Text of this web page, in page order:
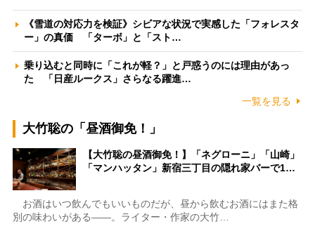
《雪道の対応力を検証》シビアな状況で実感した「フォレスタ
ー」の真価 「ターボ」と「スト…
乗り込むと同時に「これが軽？」と戸惑うのには理由があっ
た 「日産ルークス」さらなる躍進…
一覧を見る
大竹聡の「昼酒御免！」
【大竹聡の昼酒御免！】「ネグローニ」「山崎」
「マンハッタン」新宿三丁目の隠れ家バーで1…
お酒はいつ飲んでもいいものだが、昼から飲むお酒にはまた格
別の味わいがある――。ライター・作家の大竹…